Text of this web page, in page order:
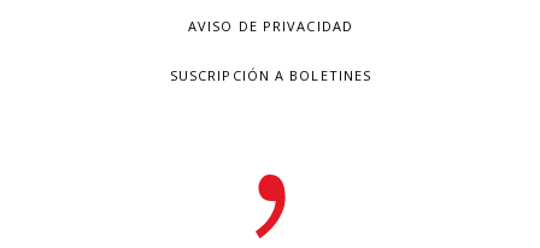
AVISO DE PRIVACIDAD
SUSCRIPCIÓN A BOLETINES